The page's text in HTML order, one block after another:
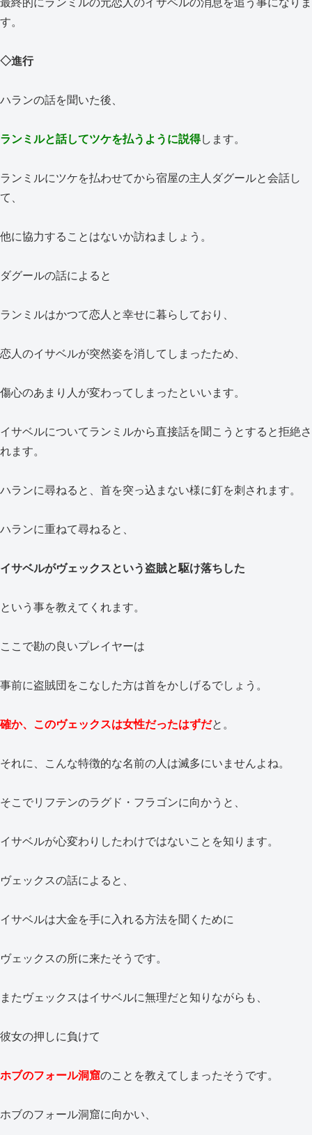
最終的にランミルの元恋人のイサベルの消息を追う事になりま
す。
◇進行
ハランの話を聞いた後、
ランミルと話してツケを払うように説得します。
ランミルにツケを払わせてから宿屋の主人ダグールと会話し
て、
他に協力することはないか訪ねましょう。
ダグールの話によると
ランミルはかつて恋人と幸せに暮らしており、
恋人のイサベルが突然姿を消してしまったため、
傷心のあまり人が変わってしまったといいます。
イサベルについてランミルから直接話を聞こうとすると拒絶さ
れます。
ハランに尋ねると、首を突っ込まない様に釘を刺されます。
ハランに重ねて尋ねると、
イサベルがヴェックスという盗賊と駆け落ちした
という事を教えてくれます。
ここで勘の良いプレイヤーは
事前に盗賊団をこなした方は首をかしげるでしょう。
確か、このヴェックスは女性だったはずだと。
それに、こんな特徴的な名前の人は滅多にいませんよね。
そこでリフテンのラグド・フラゴンに向かうと、
イサベルが心変わりしたわけではないことを知ります。
ヴェックスの話によると、
イサベルは大金を手に入れる方法を聞くために
ヴェックスの所に来たそうです。
またヴェックスはイサベルに無理だと知りながらも、
彼女の押しに負けて
ホブのフォール洞窟のことを教えてしまったそうです。
ホブのフォール洞窟に向かい、